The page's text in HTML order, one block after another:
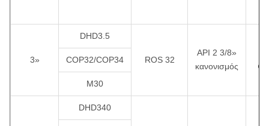
3»
DHD3.5
ROS 32
API 2 3/8»
κανονισμός
COP32/COP34
M30
DHD340